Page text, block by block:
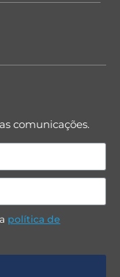
comunicações.
política de